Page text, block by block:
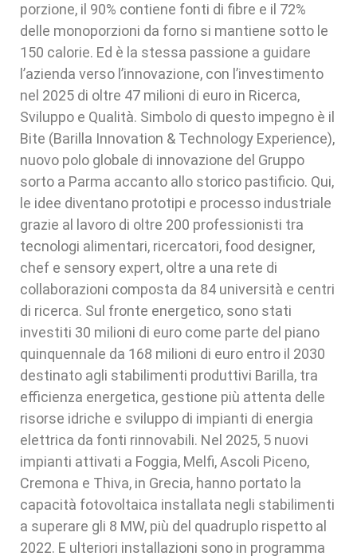
porzione, il 90% contiene fonti di fibre e il 72%
delle monoporzioni da forno si mantiene sotto le
150 calorie. Ed è la stessa passione a guidare
l’azienda verso l’innovazione, con l’investimento
nel 2025 di oltre 47 milioni di euro in Ricerca,
Sviluppo e Qualità. Simbolo di questo impegno è il
Bite (Barilla Innovation & Technology Experience),
nuovo polo globale di innovazione del Gruppo
sorto a Parma accanto allo storico pastificio. Qui,
le idee diventano prototipi e processo industriale
grazie al lavoro di oltre 200 professionisti tra
tecnologi alimentari, ricercatori, food designer,
chef e sensory expert, oltre a una rete di
collaborazioni composta da 84 università e centri
di ricerca. Sul fronte energetico, sono stati
investiti 30 milioni di euro come parte del piano
quinquennale da 168 milioni di euro entro il 2030
destinato agli stabilimenti produttivi Barilla, tra
efficienza energetica, gestione più attenta delle
risorse idriche e sviluppo di impianti di energia
elettrica da fonti rinnovabili. Nel 2025, 5 nuovi
impianti attivati a Foggia, Melfi, Ascoli Piceno,
Cremona e Thiva, in Grecia, hanno portato la
capacità fotovoltaica installata negli stabilimenti
a superare gli 8 MW, più del quadruplo rispetto al
2022. E ulteriori installazioni sono in programma